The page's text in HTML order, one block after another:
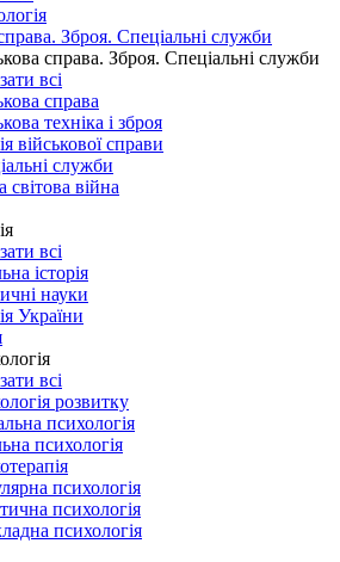
Зброя. Спеціальні служби
справа. Зброя. Спеціальні служби
всі
справа
техніка і зброя
військової справи
служби
світова війна
всі
історія
науки
України
всі
розвитку
психологія
психологія
психологія
психологія
психологія